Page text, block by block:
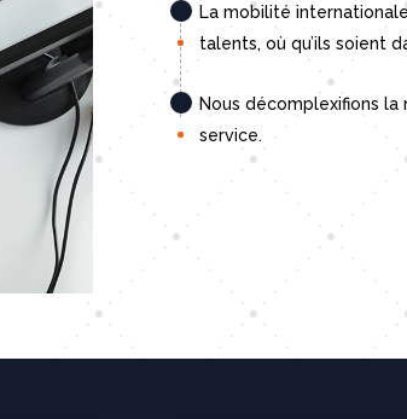
La mobilité
talents, où qu’ils soient
Nous décomplexifions
service.